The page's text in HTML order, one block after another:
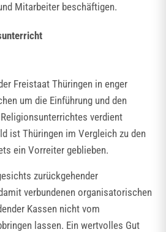
Mitarbeiter beschäftigen.
Freistaat Thüringen in enger
um die Einführung und den
verdient
ist Thüringen im Vergleich zu den
ein Vorreiter geblieben.
zurückgehender
verbundenen organisatorischen
Kassen nicht vom
lassen. Ein wertvolles Gut